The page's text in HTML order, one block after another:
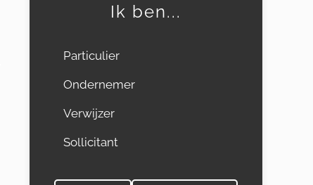
Ik ben...
Particulier
Ondernemer
Verwijzer
Sollicitant